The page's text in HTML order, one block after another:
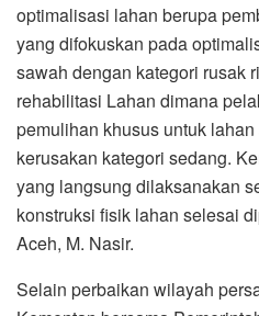
optimalisasi lahan berupa
yang difokuskan pada
sawah dengan kategori rusak
rehabilitasi Lahan dimana
pemulihan khusus untuk
kerusakan kategori sedang.
yang langsung dilaksanakan
konstruksi fisik lahan selesai
Aceh, M. Nasir.
Selain perbaikan wilayah